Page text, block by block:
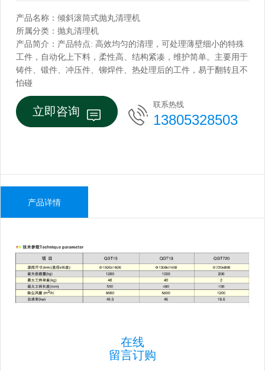
产品名称：倾斜滚筒式抛丸清理机
所属分类：抛丸清理机
产品简介：产品特点: 高效均匀的清理，可处理薄壁细小的特殊
工件，自动化上下料，柔性高、结构紧凑，维护简单。主要用于
铸件、锻件、冲压件、铆焊件、热处理后的工件，易于翻转且不
怕碰
立即咨询
联系热线
13805328503
产品详情
在线
留言订购